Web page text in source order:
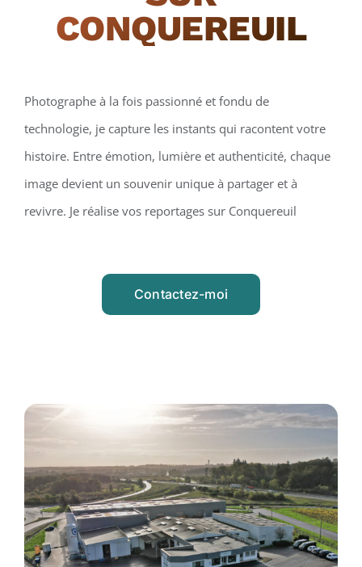
CONQUEREUIL
Photographe à la fois passionné et fondu de
technologie, je capture les instants qui racontent votre
histoire. Entre émotion, lumière et authenticité, chaque
image devient un souvenir unique à partager et à
revivre. Je réalise vos reportages sur Conquereuil
Contactez-moi